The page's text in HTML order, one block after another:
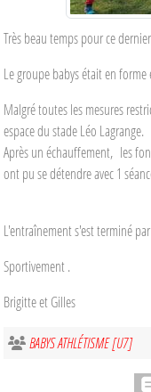
Très beau temps pour ce
Le groupe babys était en
Malgré toutes les mesures
espace du stade Léo Lagrange.
Après un échauffement, les
ont pu se détendre avec 1
L'entraînement s'est terminé
Sportivement .
Brigitte et Gilles
BABYS ATHLÉTISME [U7]